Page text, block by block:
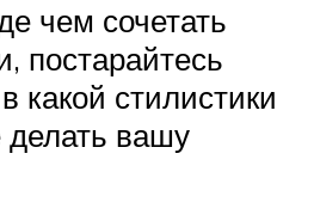
чем сочетать
постарайтесь
какой стилистики
делать вашу